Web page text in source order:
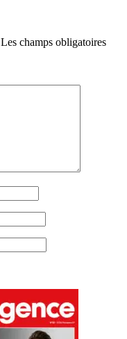
Les champs obligatoires